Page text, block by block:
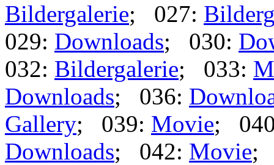
Bildergalerie; 027:
029: Downloads; 030:
032: Bildergalerie; 033:
Downloads; 036:
Gallery; 039: Movie;
Downloads; 042: Movie;